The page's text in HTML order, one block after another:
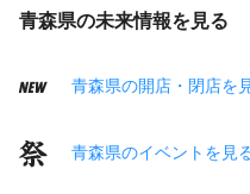
青森県の未来情報を見る
青森県の開店・閉店を
青森県のイベントを見